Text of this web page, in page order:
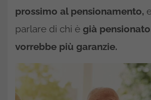
prossimo al pensionamento,
parlare di chi è già
vorrebbe più garanzie.